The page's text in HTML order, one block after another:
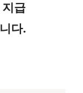
급
다.